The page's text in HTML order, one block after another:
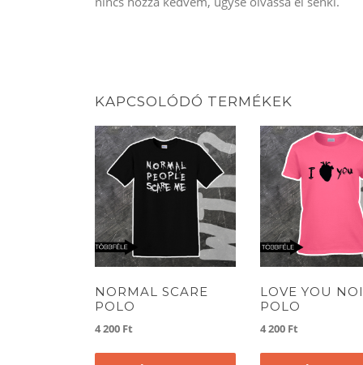
KAPCSOLÓDÓ TERMÉKEK
NORMAL SCARE
POLO
4 200 Ft
Ennek
LOVE YOU NOI
POLO
4 200 Ft